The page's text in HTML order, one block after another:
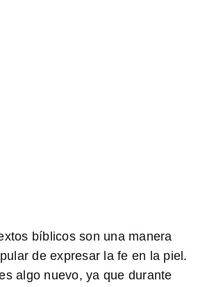
bíblicos son una manera
de expresar la fe en la piel.
algo nuevo, ya que durante